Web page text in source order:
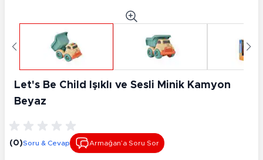
Let's Be Child Işıklı ve Sesli Minik Kamyon
Beyaz
(0)Soru & Cevap Armağan’a Soru Sor